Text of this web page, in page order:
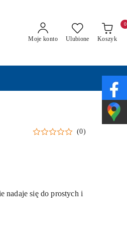
Moje konto Ulubione Koszyk
0
(0)
nadaje się do prostych i